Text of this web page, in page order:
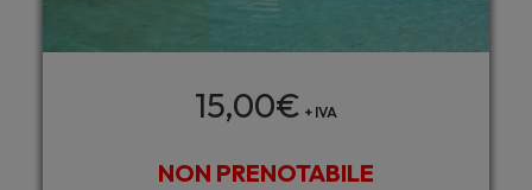
15,00€ + IVA
NON PRENOTABILE